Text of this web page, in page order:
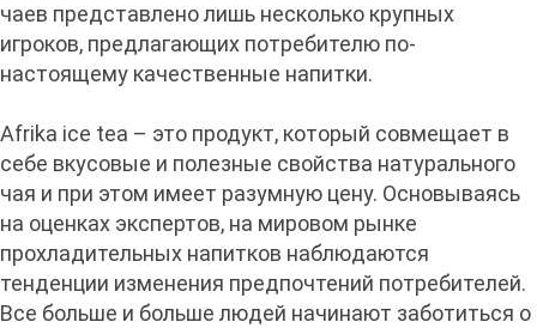
чаев представлено лишь несколько крупных
игроков, предлагающих потребителю по-
настоящему качественные напитки.
Afrika ice tea – это продукт, который совмещает в
себе вкусовые и полезные свойства натурального
чая и при этом имеет разумную цену. Основываясь
на оценках экспертов, на мировом рынке
прохладительных напитков наблюдаются
тенденции изменения предпочтений потребителей.
Все больше и больше людей начинают заботиться о